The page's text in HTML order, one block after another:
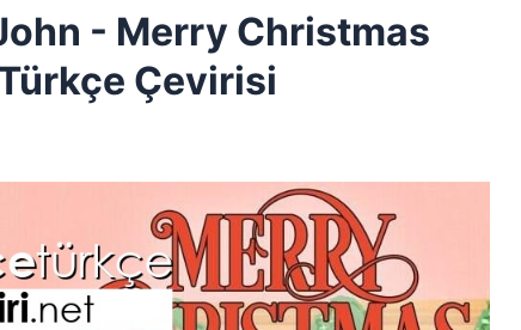
- Merry Christmas
Çevirisi